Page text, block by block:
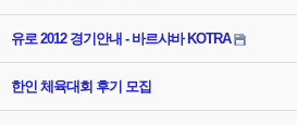
유로 2012 경기안내 - 바르샤바 KOTRA
한인 체육대회 후기 모집